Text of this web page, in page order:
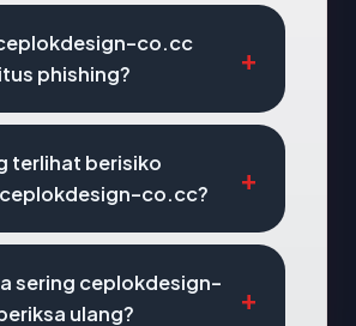
co.cc
phishing?
terlihat berisiko
co.cc?
sering ceplokdesign-
ulang?